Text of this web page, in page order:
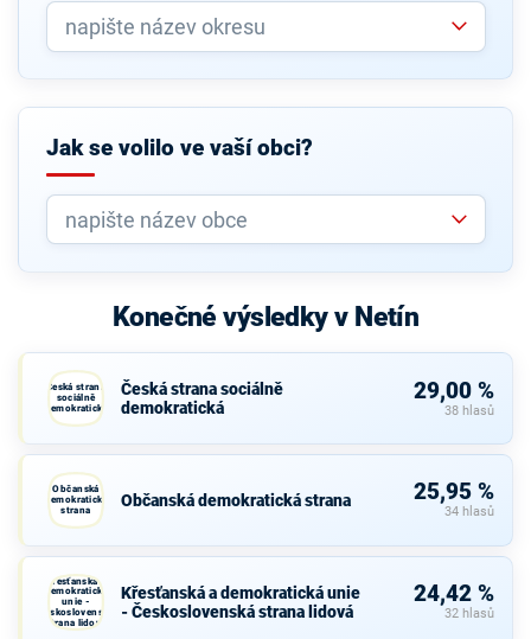
Jak se volilo ve vaší obci?
Konečné výsledky v Netín
Česká strana
sociálně
demokratická
Česká strana sociálně
demokratická
29,00 %
38 hlasů
Občanská
demokratická
strana
Občanská demokratická strana 25,95 %
34 hlasů
Křesťanská a
demokratická
unie -
Československá
strana lidová
Křesťanská a demokratická unie
- Československá strana lidová
24,42 %
32 hlasů